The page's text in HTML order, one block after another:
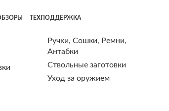
ТЕХПОДДЕРЖКА
Ручки, Сошки, Ремни,
Антабки
Ствольные заготовки
Уход за оружием